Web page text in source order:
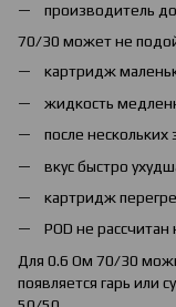
производитель
70/30 может не
картридж
жидкость
после нескольких
вкус быстро
картридж
POD не
Для 0.6 Ом 70/30
появляется гарь или